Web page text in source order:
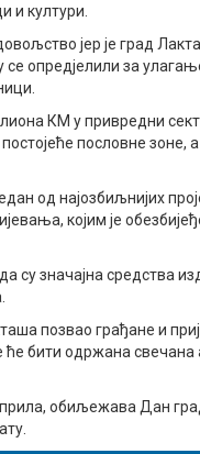
и култури.
јер је град
се опредјелили за
КМ у привредни
пословне зоне,
од најозбиљнијих
којим је
су значајна средства
позвао грађане и
ће бити одржана свечана
обиљежава Дан